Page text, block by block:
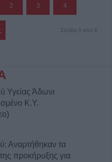
2 3 4
Σελίδα 3 από 6
Υγείας Άδωνι
Κ.Y.
Αναρτήθηκαν τα
προκήρυξης για